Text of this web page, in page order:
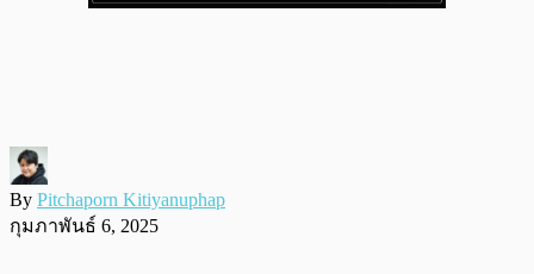
By Pitchaporn Kitiyanuphap
กุมภาพันธ์ 6, 2025